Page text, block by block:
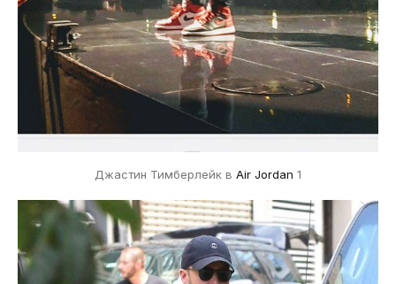
Джастин Тимберлейк в Air Jordan 1